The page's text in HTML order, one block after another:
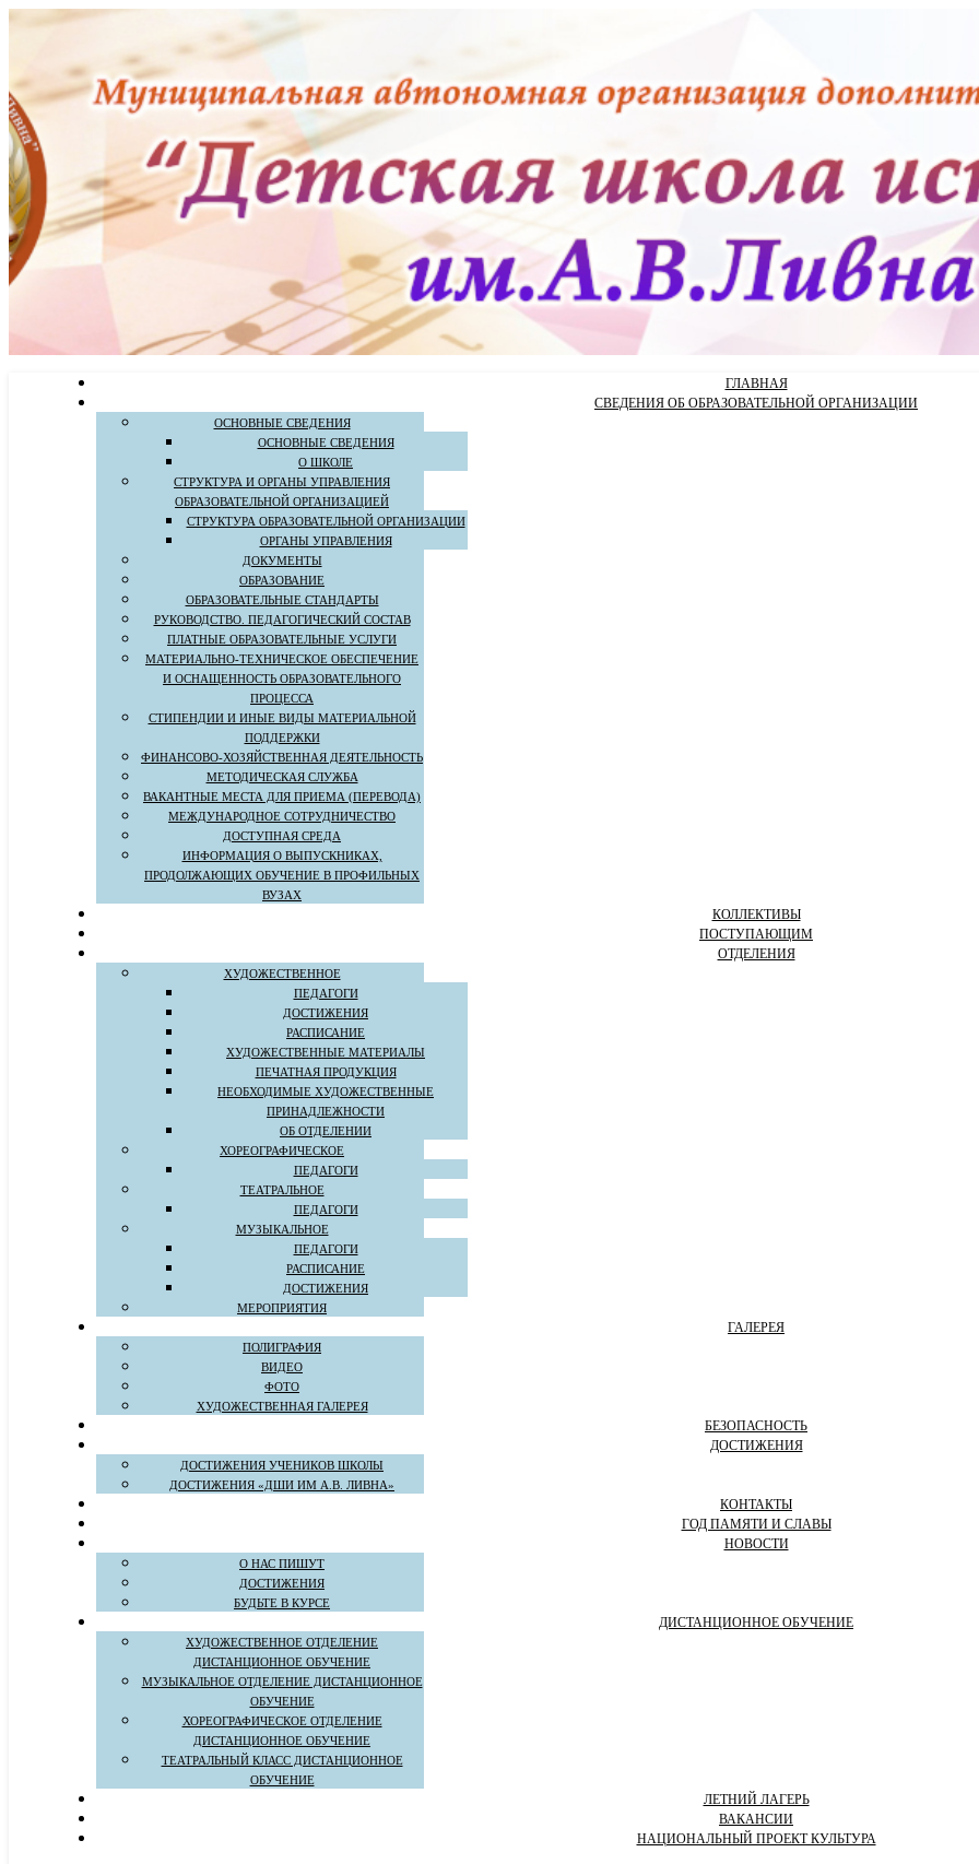
ГЛАВНАЯ
СВЕДЕНИЯ ОБ ОБРАЗОВАТЕЛЬНОЙ ОРГАНИЗАЦИИ
ОСНОВНЫЕ СВЕДЕНИЯ
ОСНОВНЫЕ СВЕДЕНИЯ
О ШКОЛЕ
СТРУКТУРА И ОРГАНЫ УПРАВЛЕНИЯ
ОБРАЗОВАТЕЛЬНОЙ ОРГАНИЗАЦИЕЙ
СТРУКТУРА ОБРАЗОВАТЕЛЬНОЙ ОРГАНИЗАЦИИ
ОРГАНЫ УПРАВЛЕНИЯ
ДОКУМЕНТЫ
ОБРАЗОВАНИЕ
ОБРАЗОВАТЕЛЬНЫЕ СТАНДАРТЫ
РУКОВОДСТВО. ПЕДАГОГИЧЕСКИЙ СОСТАВ
ПЛАТНЫЕ ОБРАЗОВАТЕЛЬНЫЕ УСЛУГИ
МАТЕРИАЛЬНО-ТЕХНИЧЕСКОЕ ОБЕСПЕЧЕНИЕ
И ОСНАЩЕННОСТЬ ОБРАЗОВАТЕЛЬНОГО
ПРОЦЕССА
СТИПЕНДИИ И ИНЫЕ ВИДЫ МАТЕРИАЛЬНОЙ
ПОДДЕРЖКИ
ФИНАНСОВО-ХОЗЯЙСТВЕННАЯ ДЕЯТЕЛЬНОСТЬ
МЕТОДИЧЕСКАЯ СЛУЖБА
ВАКАНТНЫЕ МЕСТА ДЛЯ ПРИЕМА (ПЕРЕВОДА)
МЕЖДУНАРОДНОЕ СОТРУДНИЧЕСТВО
ДОСТУПНАЯ СРЕДА
ИНФОРМАЦИЯ О ВЫПУСКНИКАХ,
ПРОДОЛЖАЮЩИХ ОБУЧЕНИЕ В ПРОФИЛЬНЫХ
ВУЗАХ
КОЛЛЕКТИВЫ
ПОСТУПАЮЩИМ
ОТДЕЛЕНИЯ
ХУДОЖЕСТВЕННОЕ
ПЕДАГОГИ
ДОСТИЖЕНИЯ
РАСПИСАНИЕ
ХУДОЖЕСТВЕННЫЕ МАТЕРИАЛЫ
ПЕЧАТНАЯ ПРОДУКЦИЯ
НЕОБХОДИМЫЕ ХУДОЖЕСТВЕННЫЕ
ПРИНАДЛЕЖНОСТИ
ОБ ОТДЕЛЕНИИ
ХОРЕОГРАФИЧЕСКОЕ
ПЕДАГОГИ
ТЕАТРАЛЬНОЕ
ПЕДАГОГИ
МУЗЫКАЛЬНОЕ
ПЕДАГОГИ
РАСПИСАНИЕ
ДОСТИЖЕНИЯ
МЕРОПРИЯТИЯ
ГАЛЕРЕЯ
ПОЛИГРАФИЯ
ВИДЕО
ФОТО
ХУДОЖЕСТВЕННАЯ ГАЛЕРЕЯ
БЕЗОПАСНОСТЬ
ДОСТИЖЕНИЯ
ДОСТИЖЕНИЯ УЧЕНИКОВ ШКОЛЫ
ДОСТИЖЕНИЯ «ДШИ ИМ А.В. ЛИВНА»
КОНТАКТЫ
ГОД ПАМЯТИ И СЛАВЫ
НОВОСТИ
О НАС ПИШУТ
ДОСТИЖЕНИЯ
БУДЬТЕ В КУРСЕ
ДИСТАНЦИОННОЕ ОБУЧЕНИЕ
ХУДОЖЕСТВЕННОЕ ОТДЕЛЕНИЕ
ДИСТАНЦИОННОЕ ОБУЧЕНИЕ
МУЗЫКАЛЬНОЕ ОТДЕЛЕНИЕ ДИСТАНЦИОННОЕ
ОБУЧЕНИЕ
ХОРЕОГРАФИЧЕСКОЕ ОТДЕЛЕНИЕ
ДИСТАНЦИОННОЕ ОБУЧЕНИЕ
ТЕАТРАЛЬНЫЙ КЛАСС ДИСТАНЦИОННОЕ
ОБУЧЕНИЕ
ЛЕТНИЙ ЛАГЕРЬ
ВАКАНСИИ
НАЦИОНАЛЬНЫЙ ПРОЕКТ КУЛЬТУРА